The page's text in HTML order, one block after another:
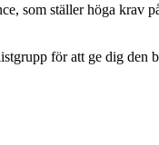
som ställer höga krav
för att ge dig